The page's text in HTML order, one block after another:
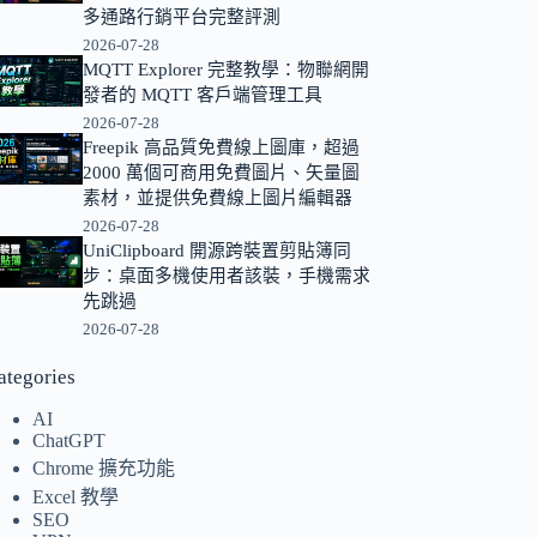
多通路行銷平台完整評測
2026-07-28
MQTT Explorer 完整教學：物聯網開
發者的 MQTT 客戶端管理工具
2026-07-28
Freepik 高品質免費線上圖庫，超過
2000 萬個可商用免費圖片、矢量圖
素材，並提供免費線上圖片編輯器
2026-07-28
UniClipboard 開源跨裝置剪貼簿同
步：桌面多機使用者該裝，手機需求
先跳過
2026-07-28
AI
ChatGPT
Chrome 擴充功能
Excel 教學
SEO